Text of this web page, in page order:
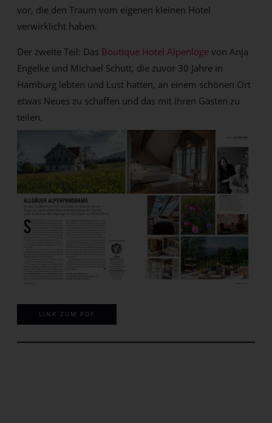
vor, die den Traum vom eigenen kleinen Hotel
verwirklicht haben.
Der zweite Teil: Das Boutique Hotel Alpenloge von Anja
Engelke und Michael Schott, die zuvor 30 Jahre in
Hamburg lebten und Lust hatten, an einem schönen Ort
etwas Neues zu schaffen und das mit ihren Gästen zu
teilen.
LINK ZUM PDF